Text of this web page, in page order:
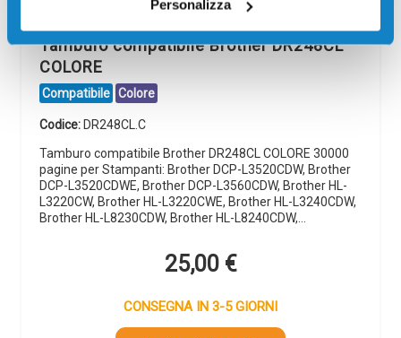
Personalizza
Tamburo compatibile Brother DR248CL
COLORE
Compatibile Colore
Codice: DR248CL.C
Tamburo compatibile Brother DR248CL COLORE 30000
pagine per Stampanti: Brother DCP-L3520CDW, Brother
DCP-L3520CDWE, Brother DCP-L3560CDW, Brother HL-
L3220CW, Brother HL-L3220CWE, Brother HL-L3240CDW,
Brother HL-L8230CDW, Brother HL-L8240CDW,…
25,00 €
CONSEGNA IN 3-5 GIORNI